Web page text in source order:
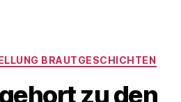
BRAUTGESCHICHTEN
zu den